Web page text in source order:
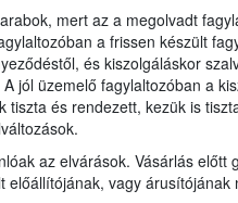
mert az a megolvadt
a frissen készült
és kiszolgáláskor
jól üzemelő fagylaltozóban a
tiszta és rendezett, kezük is
az elvárások. Vásárlás előtt
előállítójának, vagy árusítójának